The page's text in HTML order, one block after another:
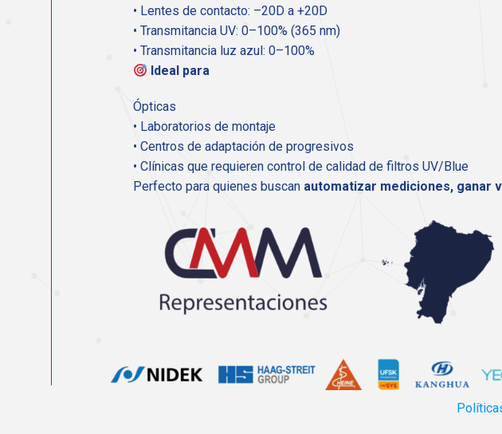
• Lentes de contacto: –20D a +20D
• Transmitancia UV: 0–100% (365 nm)
• Transmitancia luz azul: 0–100%
Ideal para
Ópticas
• Laboratorios de montaje
• Centros de adaptación de progresivos
• Clínicas que requieren control de calidad de filtros UV/Blue
Perfecto para quienes buscan automatizar mediciones, ganar